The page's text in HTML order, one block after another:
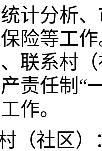
计分析
险等工
联系村
责任制“
作。
（社区）